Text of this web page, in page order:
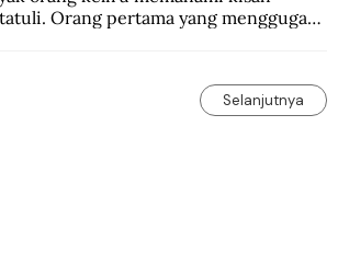
Orang pertama yang menggugat
Selanjutnya